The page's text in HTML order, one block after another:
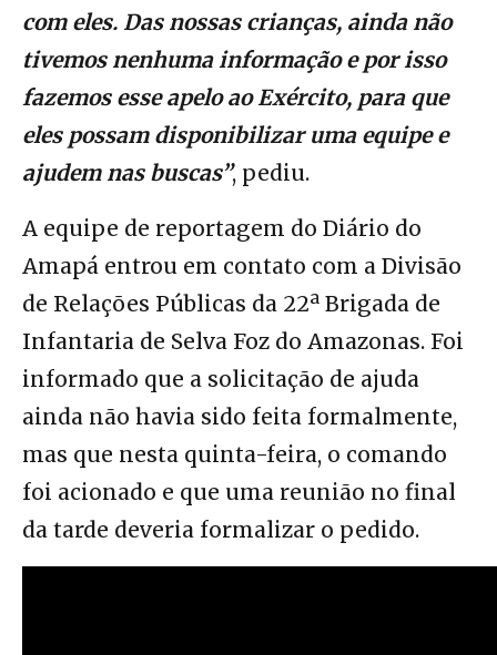
com eles. Das nossas crianças, ainda não
tivemos nenhuma informação e por isso
fazemos esse apelo ao Exército, para que
eles possam disponibilizar uma equipe e
ajudem nas buscas”, pediu.
A equipe de reportagem do Diário do
Amapá entrou em contato com a Divisão
de Relações Públicas da 22ª Brigada de
Infantaria de Selva Foz do Amazonas. Foi
informado que a solicitação de ajuda
ainda não havia sido feita formalmente,
mas que nesta quinta-feira, o comando
foi acionado e que uma reunião no final
da tarde deveria formalizar o pedido.